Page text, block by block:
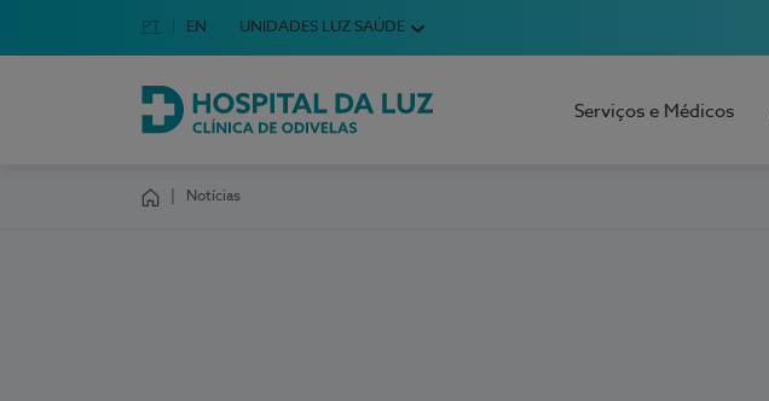
Escolha o seu idioma
Idioma em Português
PT English Language
EN UNIDADES LUZ SAÚDE
Hospital da Luz Clínica de Odivelas
Serviços e Médicos
Notícias